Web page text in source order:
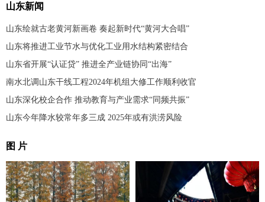
山东新闻
山东绘就古老黄河新画卷 奏起新时代“黄河大合唱”
山东将推进工业节水与优化工业用水结构紧密结合
山东省开展“认证贷” 推进全产业链协同“出海”
南水北调山东干线工程2024年机组大修工作顺利收官
山东深化校企合作 推动教育与产业需求“同频共振”
山东今年降水较常年多三成 2025年或有洪涝风险
图 片